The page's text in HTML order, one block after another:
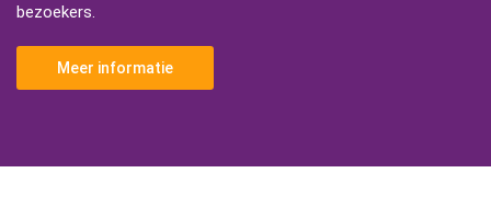
bezoekers.
Meer informatie